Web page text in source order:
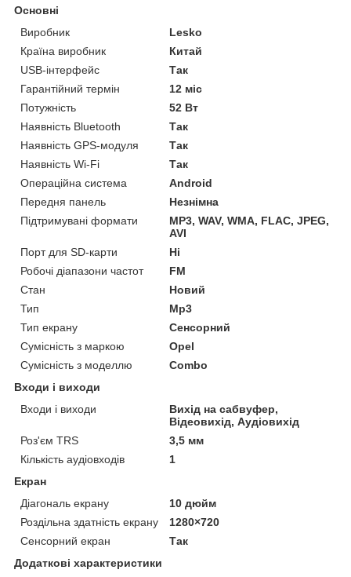
Основні
Виробник
Lesko
Країна виробник
Китай
USB-інтерфейс
Так
Гарантійний термін
12 міс
Потужність
52 Вт
Наявність Bluetooth
Так
Наявність GPS-модуля
Так
Наявність Wi-Fi
Так
Операційна система
Android
Передня панель
Незнімна
Підтримувані формати
MP3, WAV, WMA, FLAC, JPEG,
AVI
Порт для SD-карти
Ні
Робочі діапазони частот
FM
Стан
Новий
Тип
Mp3
Тип екрану
Сенсорний
Сумісність з маркою
Opel
Сумісність з моделлю
Combo
Входи і виходи
Входи і виходи
Вихід на сабвуфер,
Відеовихід, Аудіовихід
Роз'єм TRS
3,5 мм
Кількість аудіовходів
1
Екран
Діагональ екрану
10 дюйм
Роздільна здатність екрану
1280×720
Сенсорний екран
Так
Додаткові характеристики